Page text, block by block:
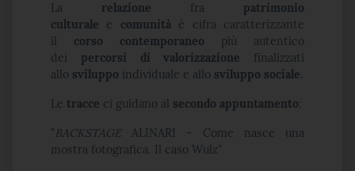
La relazione fra patrimonio
culturale e comunitàè cifra caratterizzante
il corso contemporaneo più autentico
dei percorsi di valorizzazione finalizzati
allo sviluppo individuale e allo sviluppo sociale.
Le tracce ci guidano al secondo appuntamento:
"BACKSTAGEALINARI - Come nasce una
mostra fotografica. Il caso Wulz"